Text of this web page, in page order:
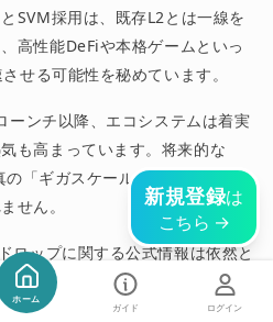
SVM採用は、既存L2とは一線を
高性能DeFiや本格ゲームといっ
せる可能性を秘めています。
ーンチ以降、エコシステムは着実
も高まっています。将来的な
「ギガスケール」プラットフォ
せん。
ロップに関する公式情報は依然と
クスプローラーの稼働状況につい
技術的な完成度、約束されたパフ
ぐ始める
新規登録は
こちら →
ホーム
ガイド ログイン